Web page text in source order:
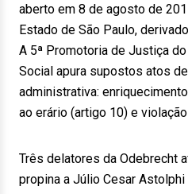
aberto em 8 de agosto de
Estado de São Paulo,
A 5ª Promotoria de Justiça
Social apura supostos atos
administrativa:
ao erário (artigo 10) e
Três delatores da Odebrecht
propina a Júlio Cesar